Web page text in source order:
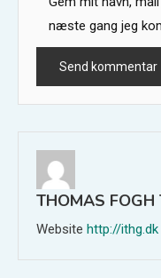
næste gang jeg
THOMAS FOGH
Website http://ithg.dk